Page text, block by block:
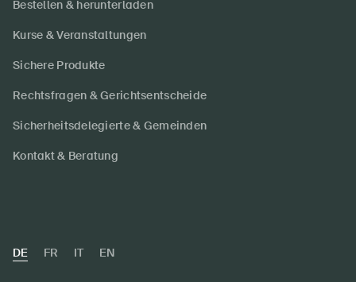
Bestellen & herunterladen
Kurse & Veranstaltungen
Sichere Produkte
Rechtsfragen & Gerichtsentscheide
Sicherheitsdelegierte & Gemeinden
Kontakt & Beratung
DE FR IT EN